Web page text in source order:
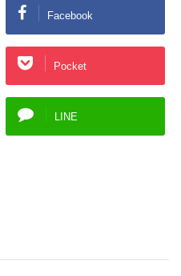
Facebook
Pocket
LINE